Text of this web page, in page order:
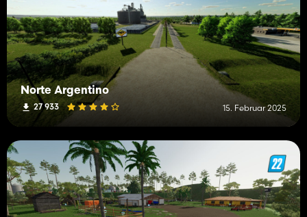
Norte Argentino
27 933 15. Februar 2025